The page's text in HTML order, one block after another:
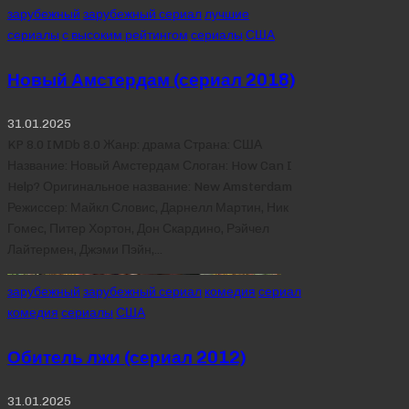
Posted
in
зарубежный зарубежный сериал лучшие
сериалы с высоким рейтингом сериалы США
Новый Амстердам (сериал 2018)
31.01.2025
Posted
in
зарубежный зарубежный сериал комедия сериал
комедия сериалы США
Обитель лжи (сериал 2012)
31.01.2025